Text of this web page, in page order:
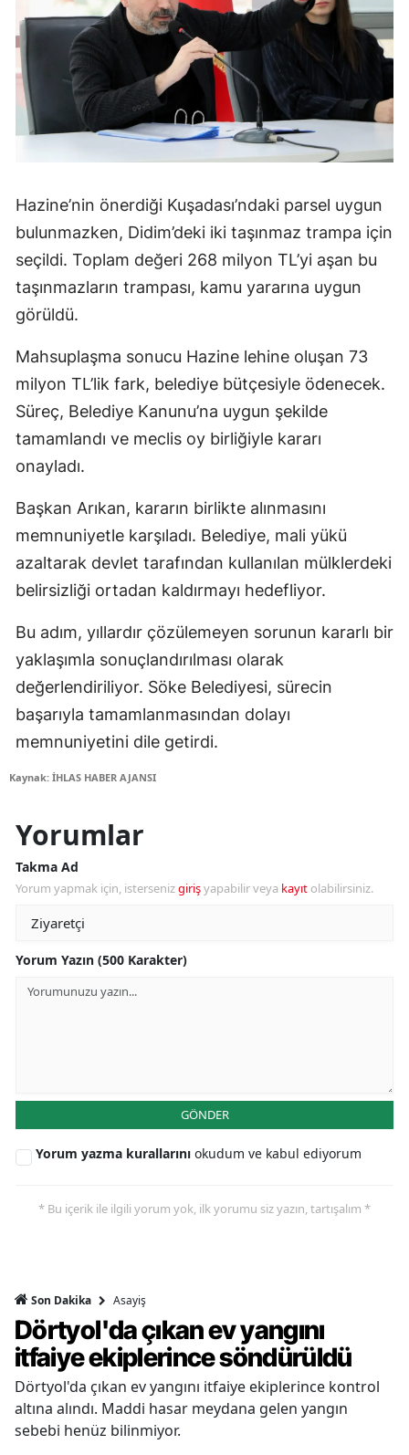
Hazine’nin önerdiği Kuşadası’ndaki parsel uygun
bulunmazken, Didim’deki iki taşınmaz trampa için
seçildi. Toplam değeri 268 milyon TL’yi aşan bu
taşınmazların trampası, kamu yararına uygun
görüldü.
Mahsuplaşma sonucu Hazine lehine oluşan 73
milyon TL’lik fark, belediye bütçesiyle ödenecek.
Süreç, Belediye Kanunu’na uygun şekilde
tamamlandı ve meclis oy birliğiyle kararı
onayladı.
Başkan Arıkan, kararın birlikte alınmasını
memnuniyetle karşıladı. Belediye, mali yükü
azaltarak devlet tarafından kullanılan mülklerdeki
belirsizliği ortadan kaldırmayı hedefliyor.
Bu adım, yıllardır çözülemeyen sorunun kararlı bir
yaklaşımla sonuçlandırılması olarak
değerlendiriliyor. Söke Belediyesi, sürecin
başarıyla tamamlanmasından dolayı
memnuniyetini dile getirdi.
Kaynak: İHLAS HABER AJANSI
Yorumlar
Takma Ad
Yorum yapmak için, istersenizgirişyapabilir veya kayıt olabilirsiniz.
Yorum Yazın (500 Karakter)
GÖNDER
Yorum yazma kurallarını okudum ve kabul ediyorum
* Bu içerik ile ilgili yorum yok, ilk yorumu siz yazın, tartışalım *
Son Dakika Asayiş
Dörtyol'da çıkan ev yangını
itfaiye ekiplerince söndürüldü
Dörtyol'da çıkan ev yangını itfaiye ekiplerince kontrol
altına alındı. Maddi hasar meydana gelen yangın
sebebi henüz bilinmiyor.